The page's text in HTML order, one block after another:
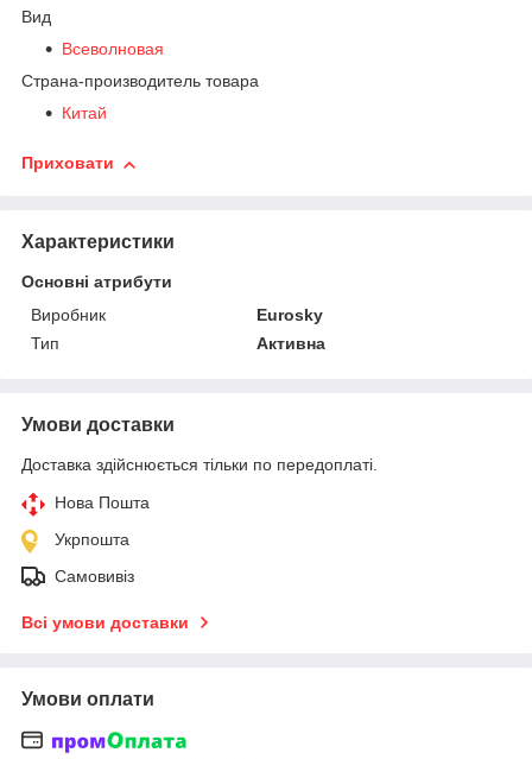
Вид
Всеволновая
Страна-производитель товара
Китай
Приховати
Характеристики
Основні атрибути
Виробник
Eurosky
Тип
Активна
Умови доставки
Доставка здійснюється тільки по передоплаті.
Нова Пошта
Укрпошта
Самовивіз
Всі умови доставки
Умови оплати